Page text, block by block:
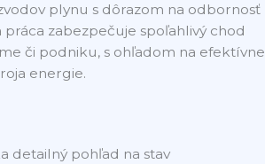
plynu s dôrazom na odbornosť
práca zabezpečuje spoľahlivý chod
či podniku, s ohľadom na efektívne
energie.
detailný pohľad na stav